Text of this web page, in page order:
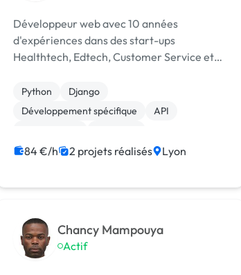
Développeur web avec 10 années
d'expériences dans des start-ups
Healthtech, Edtech, Customer Service et
type de projets sur ces différentes
technologies : - Python / Django / Flask -
Python
Django
Développement spécifique
API
Base de données
Blockchain
84 €/h 2 projets réalisés Lyon
Chancy Mampouya
Actif